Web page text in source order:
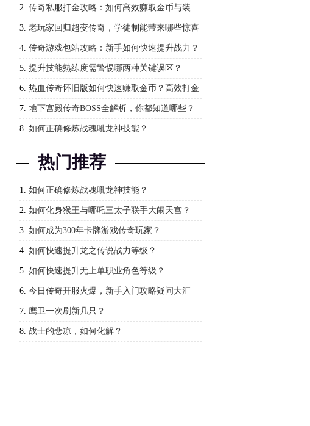
2. 传奇私服打金攻略：如何高效赚取金币与装
备？
3. 老玩家回归超变传奇，学徒制能带来哪些惊喜
奖励？
4. 传奇游戏包站攻略：新手如何快速提升战力？
5. 提升技能熟练度需警惕哪两种关键误区？
6. 热血传奇怀旧版如何快速赚取金币？高效打金
攻略分享
7. 地下宫殿传奇BOSS全解析，你都知道哪些？
8. 如何正确修炼战魂吼龙神技能？
热门推荐
1. 如何正确修炼战魂吼龙神技能？
2. 如何化身猴王与哪吒三太子联手大闹天宫？
3. 如何成为300年卡牌游戏传奇玩家？
4. 如何快速提升龙之传说战力等级？
5. 如何快速提升无上单职业角色等级？
6. 今日传奇开服火爆，新手入门攻略疑问大汇
总？
7. 鹰卫一次刷新几只？
8. 战士的悲凉，如何化解？